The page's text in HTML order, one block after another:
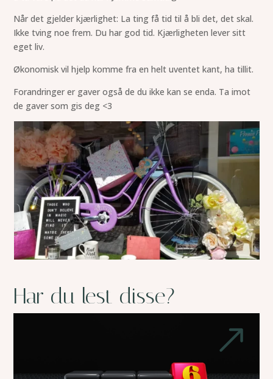
Når det gjelder kjærlighet: La ting få tid til å bli det, det skal.
Ikke tving noe frem. Du har god tid. Kjærligheten lever sitt
eget liv.
Økonomisk vil hjelp komme fra en helt uventet kant, ha tillit.
Forandringer er gaver også de du ikke kan se enda. Ta imot
de gaver som gis deg <3
Har du lest disse?